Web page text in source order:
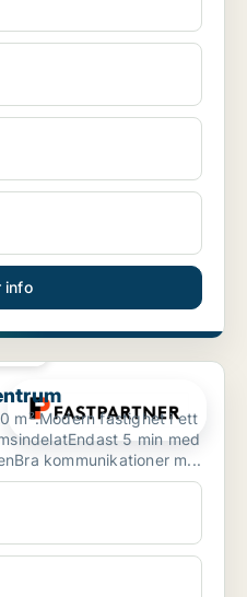
info
m².Modern fastighet i ett
5 min med
kommunikationer m...